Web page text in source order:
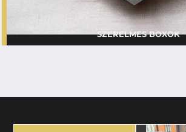
SZERELMES BOXOK